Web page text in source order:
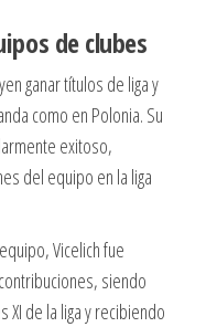
de clubes
ganar títulos de liga y
como en Polonia. Su
exitoso,
del equipo en la liga
Vicelich fue
siendo
de la liga y recibiendo